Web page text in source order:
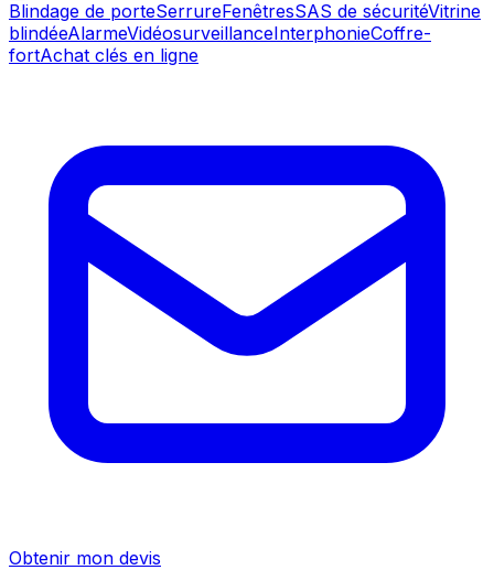
Blindage de porteSerrureFenêtresSAS de sécuritéVitrine
blindéeAlarmeVidéosurveillanceInterphonieCoffre-
fortAchat clés en ligne
Obtenir mon devis